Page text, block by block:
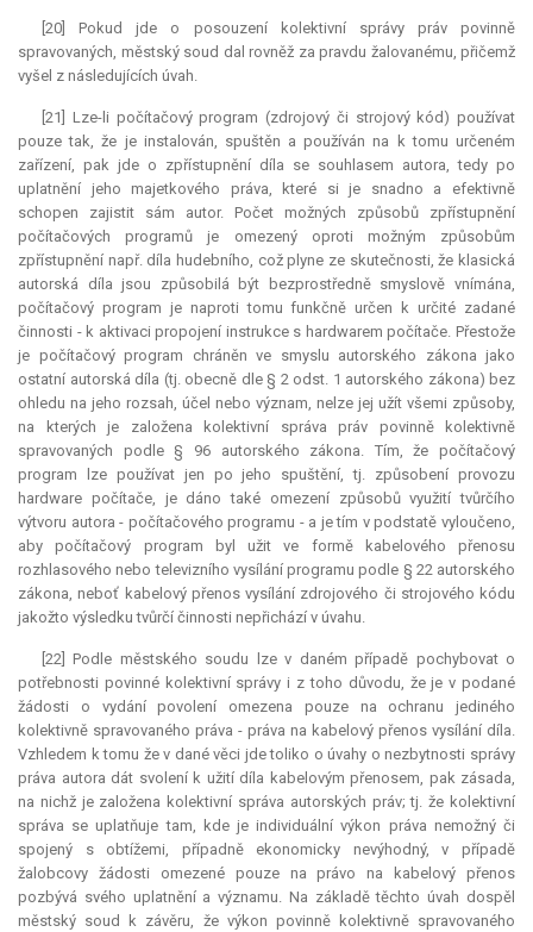
[20] Pokud jde o posouzení kolektivní správy práv povinně
spravovaných, městský soud dal rovněž za pravdu žalovanému, přičemž
vyšel z následujících úvah.
[21] Lze-li počítačový program (zdrojový či strojový kód) používat
pouze tak, že je instalován, spuštěn a používán na k tomu určeném
zařízení, pak jde o zpřístupnění díla se souhlasem autora, tedy po
uplatnění jeho majetkového práva, které si je snadno a efektivně
schopen zajistit sám autor. Počet možných způsobů zpřístupnění
počítačových programů je omezený oproti možným způsobům
zpřístupnění např. díla hudebního, což plyne ze skutečnosti, že klasická
autorská díla jsou způsobilá být bezprostředně smyslově vnímána,
počítačový program je naproti tomu funkčně určen k určité zadané
činnosti - k aktivaci propojení instrukces hardwarem počítače. Přestože
je počítačový program chráněn ve smyslu autorského zákona jako
ostatní autorská díla (tj. obecně dle § 2 odst. 1 autorského zákona) bez
ohledu na jeho rozsah, účel nebo význam, nelze jej užít všemi způsoby,
na kterých je založena kolektivní správa práv povinně kolektivně
spravovaných podle § 96 autorského zákona. Tím, že počítačový
program lze používat jen po jeho spuštění, tj. způsobení provozu
hardware počítače, je dáno také omezení způsobů využití tvůrčího
výtvoru autora - počítačového programu - a je tím v podstatě vyloučeno,
aby počítačový program byl užit ve formě kabelového přenosu
rozhlasového nebo televizního vysílání programu podle § 22 autorského
zákona, neboť kabelový přenos vysílání zdrojového či strojového kódu
jakožto výsledku tvůrčí činnosti nepřichází v úvahu.
[22] Podle městského soudu lze v daném případě pochybovat o
potřebnosti povinné kolektivní správy i z toho důvodu, že je v podané
žádosti o vydání povolení omezena pouze na ochranu jediného
kolektivně spravovaného práva - práva na kabelový přenos vysílání díla.
Vzhledem k tomu že v dané věci jde toliko o úvahy o nezbytnosti správy
práva autora dát svolení k užití díla kabelovým přenosem, pak zásada,
na nichž je založena kolektivní správa autorských práv; tj. že kolektivní
správa se uplatňuje tam, kde je individuální výkon práva nemožný či
spojený s obtížemi, případně ekonomicky nevýhodný, v případě
žalobcovy žádosti omezené pouze na právo na kabelový přenos
pozbývá svého uplatnění a významu. Na základě těchto úvah dospěl
městský soud k závěru, že výkon povinně kolektivně spravovaného